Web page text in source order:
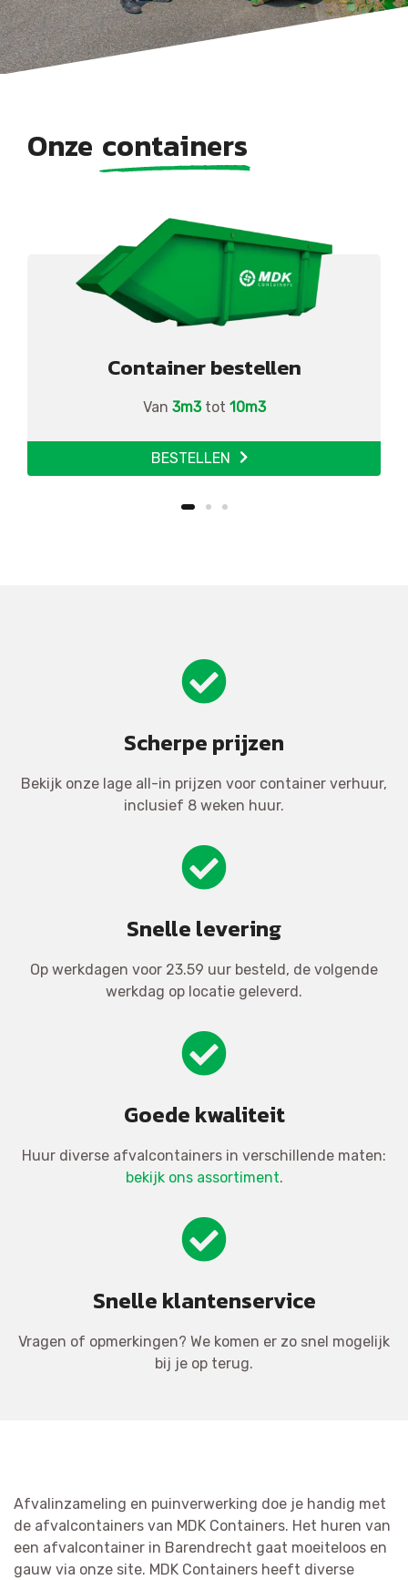
Onze containers
Container bestellen
Van 3m3 tot 10m3
BESTELLEN
Scherpe prijzen
Bekijk onze lage all-in prijzen voor container verhuur,
inclusief 8 weken huur.
Snelle levering
Op werkdagen voor 23.59 uur besteld, de volgende
werkdag op locatie geleverd.
Goede kwaliteit
Huur diverse afvalcontainers in verschillende maten:
bekijk ons assortiment.
Snelle klantenservice
Vragen of opmerkingen? We komen er zo snel mogelijk
bij je op terug.
Afvalinzameling en puinverwerking doe je handig met
de afvalcontainers van MDK Containers. Het huren van
een afvalcontainer in Barendrecht gaat moeiteloos en
gauw via onze site. MDK Containers heeft diverse